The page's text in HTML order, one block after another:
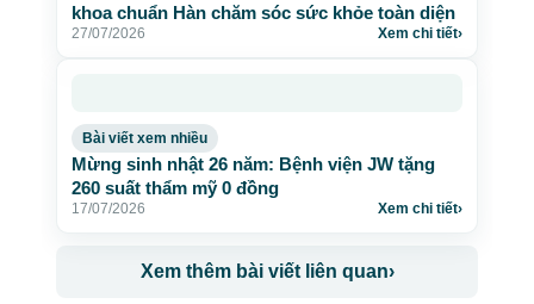
khoa chuẩn Hàn chăm sóc sức khỏe toàn diện
27/07/2026 Xem chi tiết›
Bài viết xem nhiều
Mừng sinh nhật 26 năm: Bệnh viện JW tặng
260 suất thẩm mỹ 0 đồng
17/07/2026 Xem chi tiết›
Xem thêm bài viết liên quan›